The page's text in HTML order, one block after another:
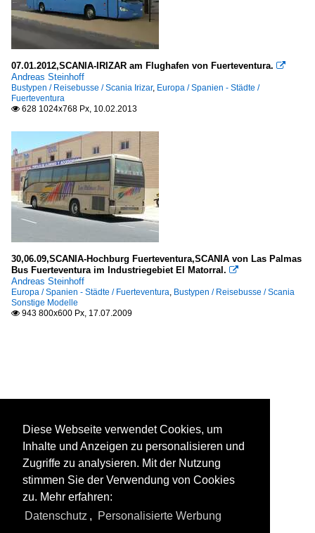
07.01.2012,SCANIA-IRIZAR am Flughafen von Fuerteventura. 
Andreas Steinhoff
Bustypen / Reisebusse / Scania Irizar, Europa / Spanien - Städte /
Fuerteventura
 628 1024x768 Px, 10.02.2013
30,06.09,SCANIA-Hochburg Fuerteventura,SCANIA von Las Palmas
Bus Fuerteventura im Industriegebiet El Matorral. 
Andreas Steinhoff
Europa / Spanien - Städte / Fuerteventura, Bustypen / Reisebusse / Scania
Sonstige Modelle
 943 800x600 Px, 17.07.2009
Diese Webseite verwendet Cookies, um
Inhalte und Anzeigen zu personalisieren und
Zugriffe zu analysieren. Mit der Nutzung
stimmen Sie der Verwendung von Cookies
zu. Mehr erfahren:
Datenschutz , Personalisierte Werbung